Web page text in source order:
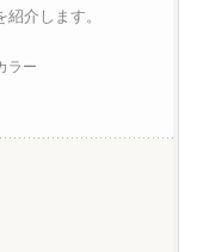
介します。
ラー